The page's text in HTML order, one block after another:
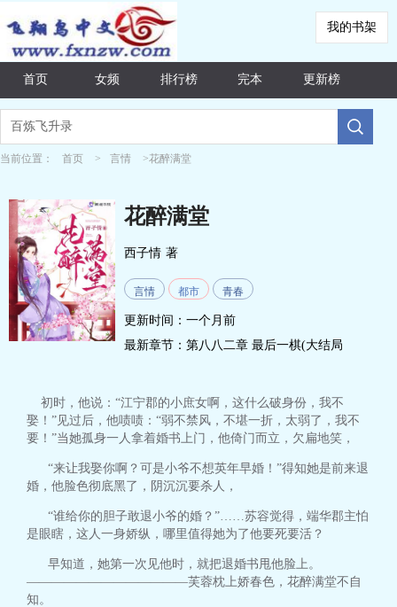
我的书架
首页 女频 排行榜 完本 更新榜
当前位置： 首页 > 言情 >花醉满堂
花醉满堂
西子情 著
言情 都市 青春
更新时间：一个月前
最新章节： 第八八二章 最后一棋(大结局
初时，他说：“江宁郡的小庶女啊，这什么破身份，我不
娶！”见过后，他啧啧：“弱不禁风，不堪一折，太弱了，我不
要！”当她孤身一人拿着婚书上门，他倚门而立，欠扁地笑，
“来让我娶你啊？可是小爷不想英年早婚！”得知她是前来退
婚，他脸色彻底黑了，阴沉沉要杀人，
“谁给你的胆子敢退小爷的婚？”……苏容觉得，端华郡主怕
是眼瞎，这人一身娇纵，哪里值得她为了他要死要活？
早知道，她第一次见他时，就把退婚书甩他脸上。
—————————————芙蓉枕上娇春色，花醉满堂不自
知。